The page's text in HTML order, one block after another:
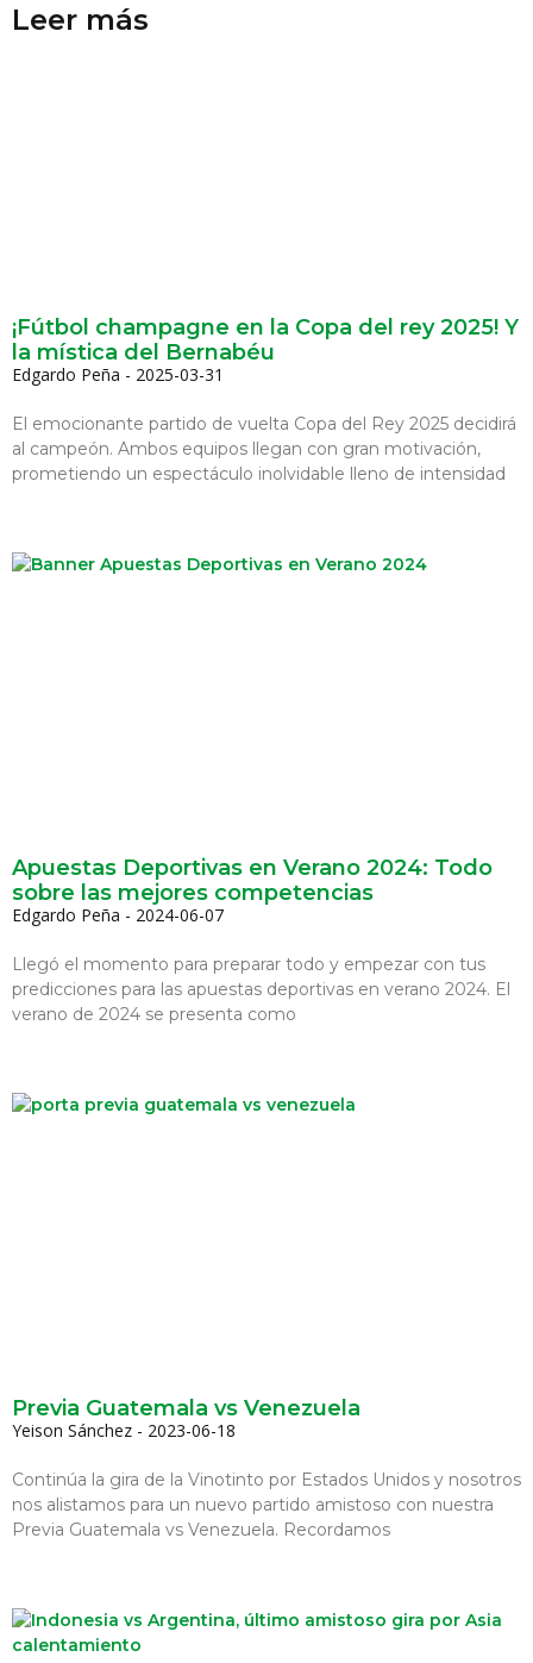
Leer más
¡Fútbol champagne en la Copa del rey 2025! Y
la mística del Bernabéu
Edgardo Peña 2025-03-31
El emocionante partido de vuelta Copa del Rey 2025 decidirá
al campeón. Ambos equipos llegan con gran motivación,
prometiendo un espectáculo inolvidable lleno de intensidad
Apuestas Deportivas en Verano 2024: Todo
sobre las mejores competencias
Edgardo Peña 2024-06-07
Llegó el momento para preparar todo y empezar con tus
predicciones para las apuestas deportivas en verano 2024. El
verano de 2024 se presenta como
Previa Guatemala vs Venezuela
Yeison Sánchez 2023-06-18
Continúa la gira de la Vinotinto por Estados Unidos y nosotros
nos alistamos para un nuevo partido amistoso con nuestra
Previa Guatemala vs Venezuela. Recordamos